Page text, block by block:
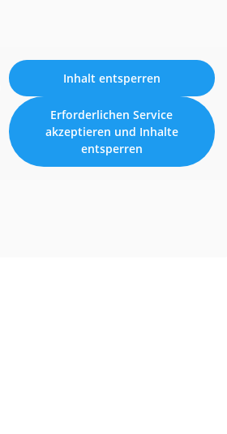
Inhalt entsperren
Erforderlichen Service
akzeptieren und Inhalte
entsperren